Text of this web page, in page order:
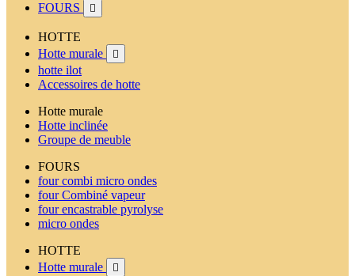
FOURS

HOTTE
Hotte murale

hotte ilot
Accessoires de hotte
Hotte murale
Hotte inclinée
Groupe de meuble
FOURS
four combi micro ondes
four Combiné vapeur
four encastrable pyrolyse
micro ondes
HOTTE
Hotte murale
